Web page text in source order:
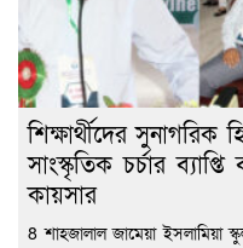
শিক্ষার্থীদের
সাংস্কৃতিক চর্চার
কায়সার
8 শাহজালাল জামেয়া ইসলামিয়া